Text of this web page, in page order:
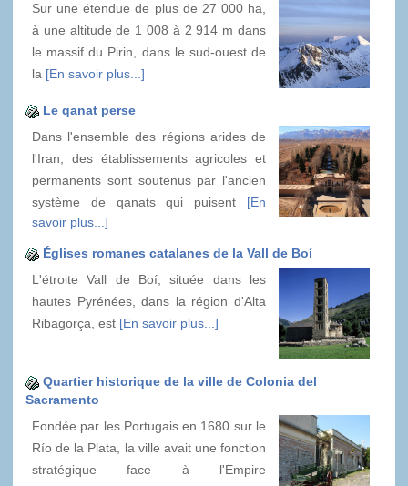
Sur une étendue de plus de 27 000 ha,
à une altitude de 1 008 à 2 914 m dans
le massif du Pirin, dans le sud-ouest de
la [En savoir plus...]
Le qanat perse
Dans l'ensemble des régions arides de
l'Iran, des établissements agricoles et
permanents sont soutenus par l'ancien
système de qanats qui puisent [En
savoir plus...]
Églises romanes catalanes de la Vall de Boí
L'étroite Vall de Boí, située dans les
hautes Pyrénées, dans la région d'Alta
Ribagorça, est [En savoir plus...]
Quartier historique de la ville de Colonia del
Sacramento
Fondée par les Portugais en 1680 sur le
Río de la Plata, la ville avait une fonction
stratégique face à l'Empire